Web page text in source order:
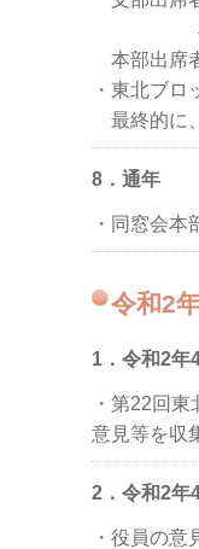
本部出席
・東北ブ
最終的に
8．通年
・同窓会
令和2
1．令和2
・第22回
意見等を収
2．令和2年
・役員の意